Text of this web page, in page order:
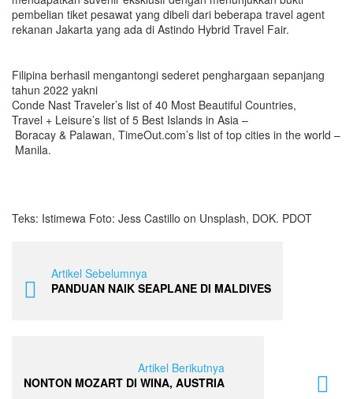
pembelian tiket pesawat yang dibeli dari beberapa travel agent
rekanan Jakarta yang ada di Astindo Hybrid Travel Fair.
Filipina berhasil mengantongi sederet penghargaan sepanjang
tahun 2022 yakni
Conde Nast Traveler’s list of 40 Most Beautiful Countries,
Travel + Leisure’s list of 5 Best Islands in Asia –
Boracay & Palawan, TimeOut.com’s list of top cities in the world –
Manila.
Teks: Istimewa Foto: Jess Castillo on Unsplash, DOK. PDOT
Artikel Sebelumnya
PANDUAN NAIK SEAPLANE DI MALDIVES
Artikel Berikutnya
NONTON MOZART DI WINA, AUSTRIA